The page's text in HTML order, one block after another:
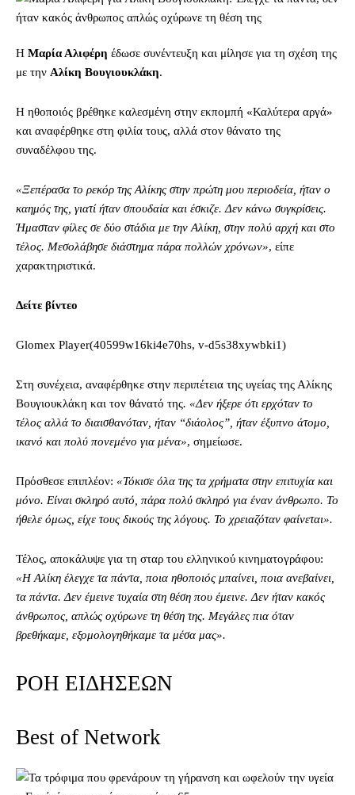
Η Μαρία Αλιφέρη έδωσε συνέντευξη και μίλησε για τη σχέση της
με την Αλίκη Βουγιουκλάκη.
Η ηθοποιός βρέθηκε καλεσμένη στην εκπομπή «Καλύτερα αργά»
και αναφέρθηκε στη φιλία τους, αλλά στον θάνατο της
συναδέλφου της.
«Ξεπέρασα το ρεκόρ της Αλίκης στην πρώτη μου περιοδεία, ήταν ο
καημός της, γιατί ήταν σπουδαία και έσκιζε. Δεν κάνω συγκρίσεις.
Ήμασταν φίλες σε δύο στάδια με την Αλίκη, στην πολύ αρχή και στο
τέλος. Μεσολάβησε διάστημα πάρα πολλών χρόνων», είπε
χαρακτηριστικά.
Δείτε βίντεο
Glomex Player(40599w16ki4e70hs, v-d5s38xywbki1)
Στη συνέχεια, αναφέρθηκε στην περιπέτεια της υγείας της Αλίκης
Βουγιουκλάκη και τον θάνατό της. «Δεν ήξερε ότι ερχόταν το
τέλος αλλά το διαισθανόταν, ήταν “διάολος”, ήταν έξυπνο άτομο,
ικανό και πολύ πονεμένο για μένα», σημείωσε.
Πρόσθεσε επιπλέον: «Τόκισε όλα της τα χρήματα στην επιτυχία και
μόνο. Είναι σκληρό αυτό, πάρα πολύ σκληρό για έναν άνθρωπο. Το
ήθελε όμως, είχε τους δικούς της λόγους. Το χρειαζόταν φαίνεται».
Τέλος, αποκάλυψε για τη σταρ του ελληνικού κινηματογράφου:
«Η Αλίκη έλεγχε τα πάντα, ποια ηθοποιός μπαίνει, ποια ανεβαίνει,
τα πάντα. Δεν έμεινε τυχαία στη θέση που έμεινε. Δεν ήταν κακός
άνθρωπος, απλώς οχύρωνε τη θέση της. Μεγάλες πια όταν
βρεθήκαμε, εξομολογηθήκαμε τα μέσα μας».
ΡΟΗ ΕΙΔΗΣΕΩΝ
Best of Network